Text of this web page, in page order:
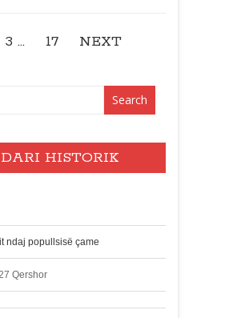
3 … 17 NEXT
HISTORIK
ndaj popullsisë çame
Qershor